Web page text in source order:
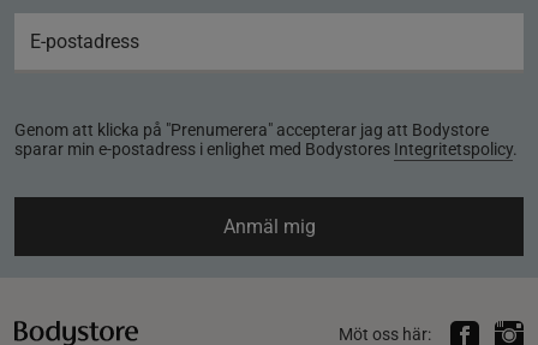
Genom att klicka på "Prenumerera" accepterar jag att Bodystore
sparar min e-postadress i enlighet med Bodystores Integritetspolicy.
Anmäl mig
Möt oss här: